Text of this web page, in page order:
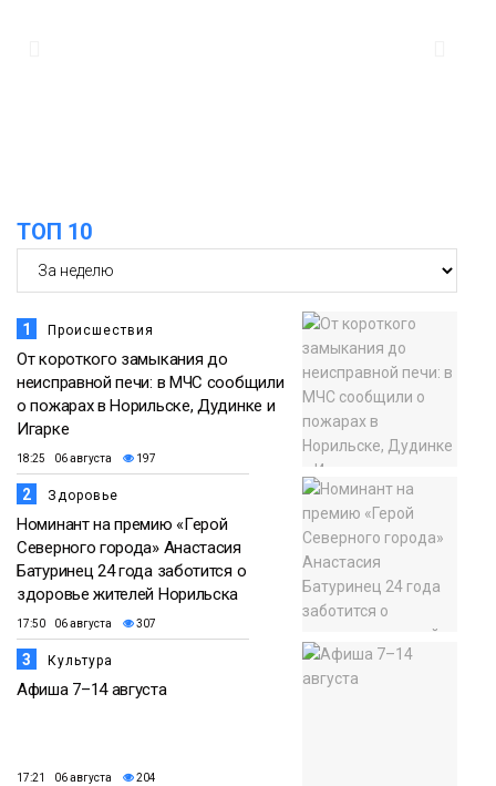
ТОП 10
1 Происшествия
От короткого замыкания до
неисправной печи: в МЧС сообщили
о пожарах в Норильске, Дудинке и
Игарке
18:25 06 августа 197
2 Здоровье
Номинант на премию «Герой
Северного города» Анастасия
Батуринец 24 года заботится о
здоровье жителей Норильска
17:50 06 августа 307
3 Культура
Афиша 7–14 августа
17:21 06 августа 204